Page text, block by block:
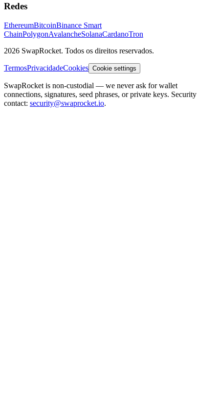
Redes
EthereumBitcoinBinance Smart
ChainPolygonAvalancheSolanaCardanoTron
2026 SwapRocket. Todos os direitos reservados.
TermosPrivacidadeCookies Cookie settings
SwapRocket is non-custodial — we never ask for wallet
connections, signatures, seed phrases, or private keys. Security
contact: security@swaprocket.io.